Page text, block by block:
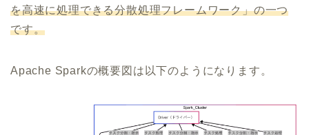
を高速に処理できる分散処理フレームワーク」の一つ
です。
Apache Sparkの概要図は以下のようになります。